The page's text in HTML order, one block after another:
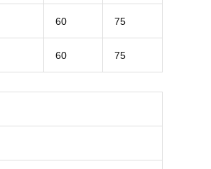
60 75
60 75